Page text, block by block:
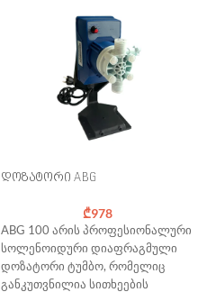
დოზატორი ABG
₾978
ABG 100 არის პროფესიონალური
სოლენოიდური დიაფრაგმული
დოზატორი ტუმბო, რომელიც
განკუთვნილია სითხეების